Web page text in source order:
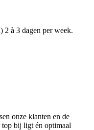
2 à 3 dagen per week.
onze klanten en de
bij ligt én optimaal